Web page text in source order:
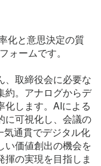
化と意思決定の質
ォームです。
、取締役会に必要な
約。アナログからデ
化します。AIによる
に可視化し、会議の
通貫でデジタル化
い価値創出の機会を
の実現を目指しま